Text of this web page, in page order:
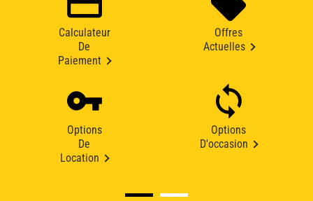
Calculateur
De
Paiement
Offres
Actuelles
Options
De
Location
Options
D'occasion